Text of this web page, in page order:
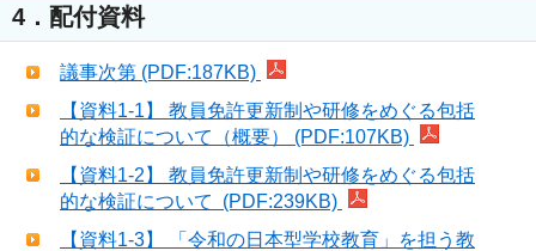
4．配付資料
議事次第 (PDF:187KB)
【資料1-1】 教員免許更新制や研修をめぐる包括
的な検証について（概要） (PDF:107KB)
【資料1-2】 教員免許更新制や研修をめぐる包括
的な検証について (PDF:239KB)
【資料1-3】 「令和の日本型学校教育」を担う教